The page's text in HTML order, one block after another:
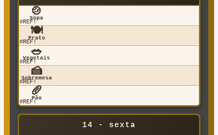
🍲
Sopa
#REF!
🍽️
Prato
#REF!
🥗
Vegetais
#REF!
🍰
Sobremesa
#REF!
🥖
Pão
#REF!
14 - sexta